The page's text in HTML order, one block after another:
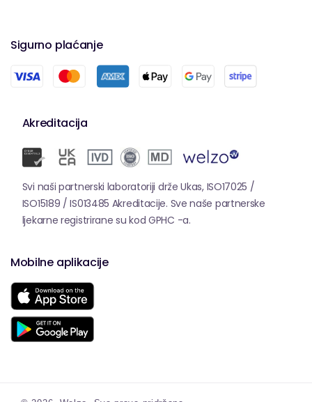
Sigurno plaćanje
Akreditacija
Svi naši partnerski laboratoriji drže Ukas, ISO17025 /
ISO15189 / IS013485 Akreditacije. Sve naše partnerske
ljekarne registrirane su kod GPHC -a.
Mobilne aplikacije